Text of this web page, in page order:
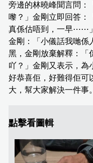
旁邊的林曉峰聞言問：
嚟？」金剛立即回答：
真係估唔到，一早⋯⋯
金剛：「小儀話我哋係
黑，金剛放棄解釋：「
吖？」金剛又表示，為
好恭喜佢，好難得佢可
大，幫大家解決一件事
點擊看圖輯